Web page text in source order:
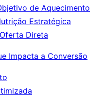
de Aquecimento
Estratégica
Direta
Impacta a Conversão